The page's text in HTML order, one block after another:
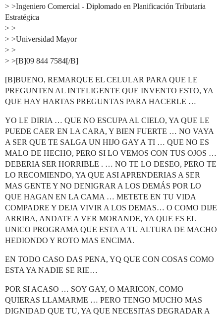
> >Ingeniero Comercial - Diplomado en Planificación Tributaria
Estratégica
> >
> >Universidad Mayor
> >
> >[B]09 844 7584[/B]
[B]BUENO, REMARQUE EL CELULAR PARA QUE LE
PREGUNTEN AL INTELIGENTE QUE INVENTO ESTO, YA
QUE HAY HARTAS PREGUNTAS PARA HACERLE …
YO LE DIRIA … QUE NO ESCUPA AL CIELO, YA QUE LE
PUEDE CAER EN LA CARA, Y BIEN FUERTE … NO VAYA
A SER QUE TE SALGA UN HIJO GAY A TI … QUE NO ES
MALO DE HECHO, PERO SI LO VEMOS CON TUS OJOS …
DEBERIA SER HORRIBLE . … NO TE LO DESEO, PERO TE
LO RECOMIENDO, YA QUE ASI APRENDERIAS A SER
MAS GENTE Y NO DENIGRAR A LOS DEMÁS POR LO
QUE HAGAN EN LA CAMA … METETE EN TU VIDA
COMPADRE Y DEJA VIVIR A LOS DEMAS… O COMO DIJE
ARRIBA, ANDATE A VER MORANDE, YA QUE ES EL
UNICO PROGRAMA QUE ESTA A TU ALTURA DE MACHO
HEDIONDO Y ROTO MAS ENCIMA.
EN TODO CASO DAS PENA, YQ QUE CON COSAS COMO
ESTA YA NADIE SE RIE…
POR SI ACASO … SOY GAY, O MARICON, COMO
QUIERAS LLAMARME … PERO TENGO MUCHO MAS
DIGNIDAD QUE TU, YA QUE NECESITAS DEGRADAR A